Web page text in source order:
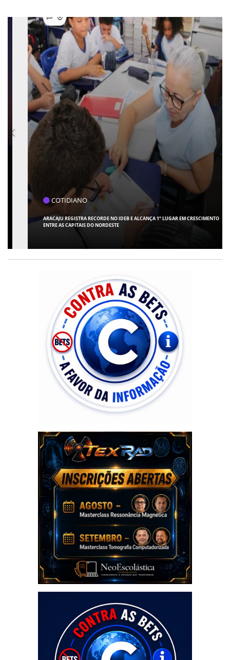
COTIDIANO
ARACAJU REGISTRA RECORDE NO IDEB E ALCANÇA 1° LUGAR EM CRESCIMENTO
ENTRE AS CAPITAIS DO NORDESTE